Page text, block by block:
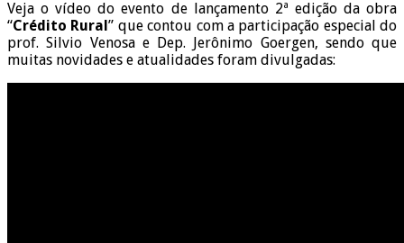
Veja o vídeo do evento de lançamento 2ª edição da obra
“Crédito Rural” que contou com a participação especial do
prof. Silvio Venosa e Dep. Jerônimo Goergen, sendo que
muitas novidades e atualidades foram divulgadas: